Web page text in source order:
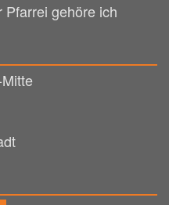
Pfarrei gehöre ich